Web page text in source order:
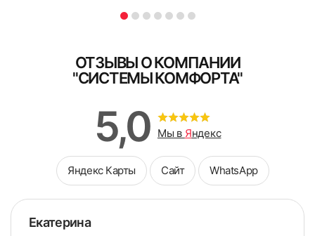
ОТЗЫВЫ О КОМПАНИИ
"СИСТЕМЫ КОМФОРТА"
5,0 Мы в Яндекс
Яндекс Карты Сайт WhatsApp
Екатерина